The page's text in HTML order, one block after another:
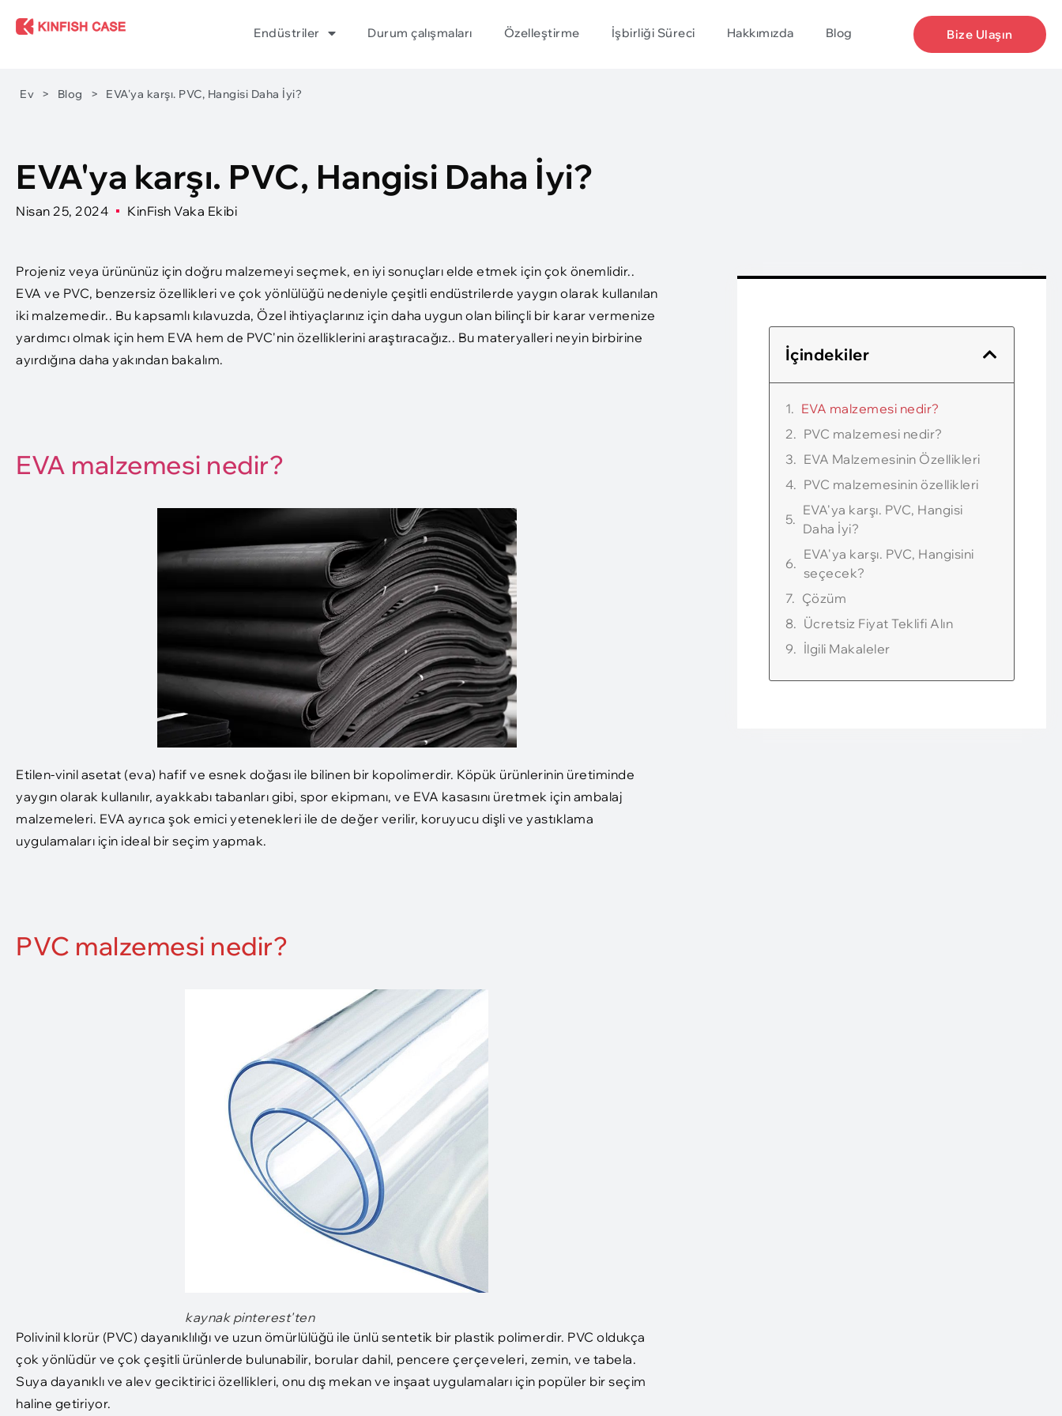
Endüstriler Durum çalışmaları Özelleştirme İşbirliği Süreci Hakkımızda Blog Bize Ulaşın
Ev > Blog > EVA'ya karşı. PVC, Hangisi Daha İyi?
EVA'ya karşı. PVC, Hangisi Daha İyi?
Nisan 25, 2024 KinFish Vaka Ekibi
Projeniz veya ürününüz için doğru malzemeyi seçmek, en iyi sonuçları elde etmek için çok önemlidir..
EVA ve PVC, benzersiz özellikleri ve çok yönlülüğü nedeniyle çeşitli endüstrilerde yaygın olarak kullanılan
iki malzemedir.. Bu kapsamlı kılavuzda, Özel ihtiyaçlarınız için daha uygun olan bilinçli bir karar vermenize
yardımcı olmak için hem EVA hem de PVC'nin özelliklerini araştıracağız.. Bu materyalleri neyin birbirine
ayırdığına daha yakından bakalım.
EVA malzemesi nedir?
Etilen-vinil asetat (eva) hafif ve esnek doğası ile bilinen bir kopolimerdir. Köpük ürünlerinin üretiminde
yaygın olarak kullanılır, ayakkabı tabanları gibi, spor ekipmanı, ve EVA kasasını üretmek için ambalaj
malzemeleri. EVA ayrıca şok emici yetenekleri ile de değer verilir, koruyucu dişli ve yastıklama
uygulamaları için ideal bir seçim yapmak.
PVC malzemesi nedir?
kaynak pinterest'ten
Polivinil klorür (PVC) dayanıklılığı ve uzun ömürlülüğü ile ünlü sentetik bir plastik polimerdir. PVC oldukça
çok yönlüdür ve çok çeşitli ürünlerde bulunabilir, borular dahil, pencere çerçeveleri, zemin, ve tabela.
Suya dayanıklı ve alev geciktirici özellikleri, onu dış mekan ve inşaat uygulamaları için popüler bir seçim
haline getiriyor.
İçindekiler
EVA malzemesi nedir?
PVC malzemesi nedir?
EVA Malzemesinin Özellikleri
PVC malzemesinin özellikleri
EVA'ya karşı. PVC, Hangisi
Daha İyi?
EVA'ya karşı. PVC, Hangisini
seçecek?
Çözüm
Ücretsiz Fiyat Teklifi Alın
İlgili Makaleler